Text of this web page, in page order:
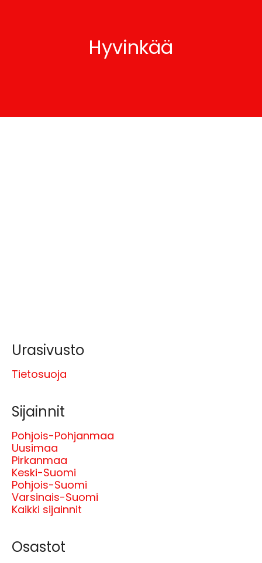
Hyvinkää
Urasivusto
Tietosuoja
Sijainnit
Pohjois-Pohjanmaa
Uusimaa
Pirkanmaa
Keski-Suomi
Pohjois-Suomi
Varsinais-Suomi
Kaikki sijainnit
Osastot